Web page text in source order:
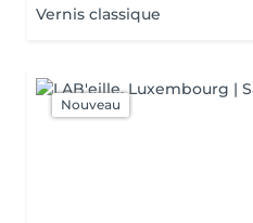
Vernis classique
Nouveau